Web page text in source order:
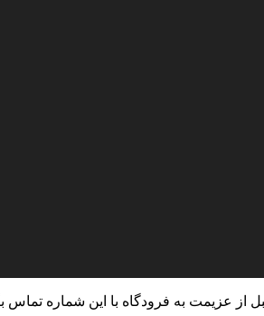
از عزیمت به فرودگاه با این شماره تماس